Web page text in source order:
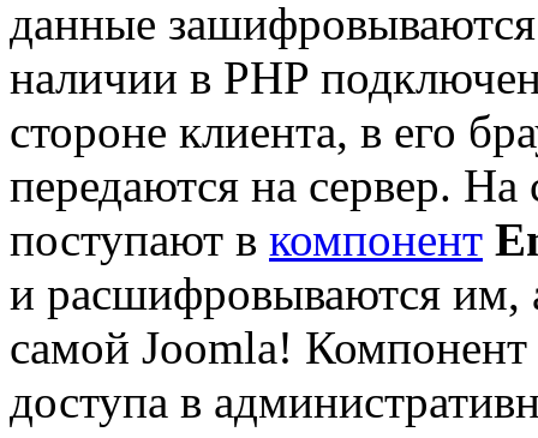
данные
наличии в PHP
стороне клиента, в его
передаются на сервер. На
поступают в компонент
и расшифровываются им,
самой Joomla!
доступа в